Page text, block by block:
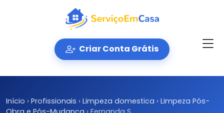
Criar Conta Grátis
Início › Profissionais › Limpeza domestica › Limpeza Pós-